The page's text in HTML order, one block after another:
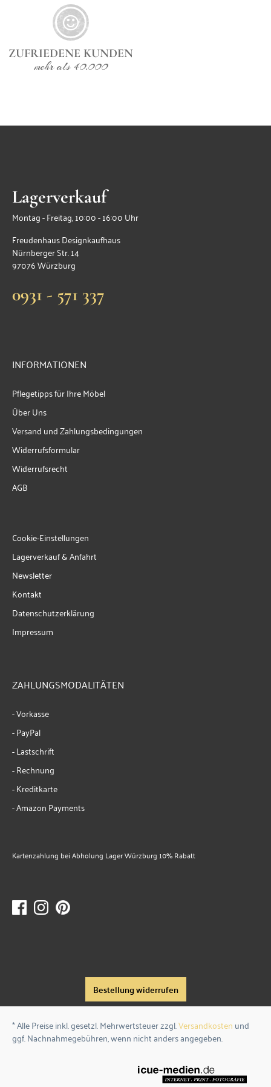
ZUFRIEDENE KUNDEN
mehr als 40.000
Lagerverkauf
Montag - Freitag, 10:00 - 16:00 Uhr
Freudenhaus Designkaufhaus
Nürnberger Str. 14
97076 Würzburg
0931 - 571 337
INFORMATIONEN
Pflegetipps für Ihre Möbel
Über Uns
Versand und Zahlungsbedingungen
Widerrufsformular
Widerrufsrecht
AGB
Cookie-Einstellungen
Lagerverkauf & Anfahrt
Newsletter
Kontakt
Datenschutzerklärung
Impressum
ZAHLUNGSMODALITÄTEN
- Vorkasse
- PayPal
- Lastschrift
- Rechnung
- Kreditkarte
- Amazon Payments
Kartenzahlung bei Abholung Lager Würzburg 10% Rabatt
Bestellung widerrufen
* Alle Preise inkl. gesetzl. Mehrwertsteuer zzgl.Versandkosten und
ggf. Nachnahmegebühren, wenn nicht anders angegeben.